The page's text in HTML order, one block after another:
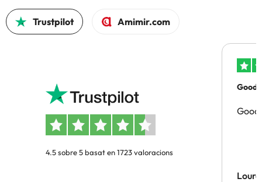
Trustpilot Amimir.com
4.5 sobre 5 basat en 1723 valoracions
Good
Good